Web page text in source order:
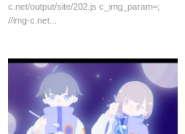
c.net/output/site/202.js c_img_param=;
//img-c.net...